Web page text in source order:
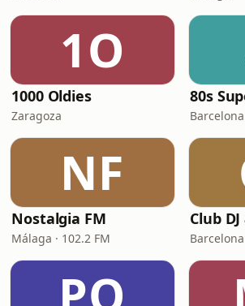
1O
1000 Oldies
Zaragoza
80s
Barcelona
NF
Nostalgia FM
Málaga · 102.2 FM
Club DJ
Barcelona